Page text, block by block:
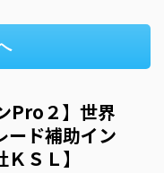
Pro２】世界
ード補助イン
ＳＬ】